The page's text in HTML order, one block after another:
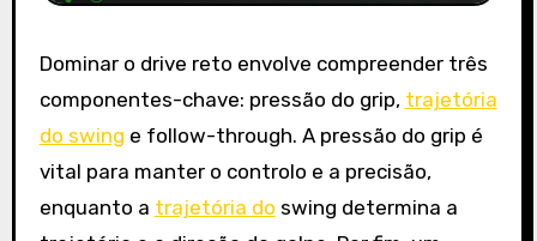
Dominar o drive reto envolve compreender três
componentes-chave: pressão do grip, trajetória
do swing e follow-through. A pressão do grip é
vital para manter o controlo e a precisão,
enquanto a trajetória do swing determina a